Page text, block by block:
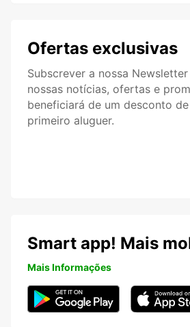
Ofertas exclusivas
Subscrever a nossa
nossas notícias, ofertas e
beneficiará de um desconto de
primeiro aluguer.
Smart app! Mais
Mais Informações